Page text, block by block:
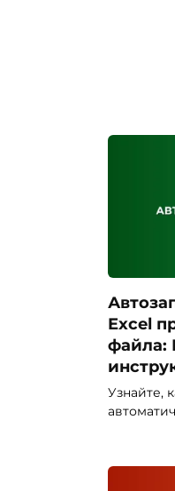
Excel
файла:
Узнайте,